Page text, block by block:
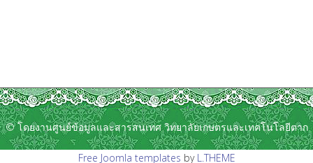
© โดยงานศูนย์ข้อมูลและสารสนเทศ วิทยาลัยเกษตรและเทคโนโลยีตาก
Free Joomla templates by L.THEME